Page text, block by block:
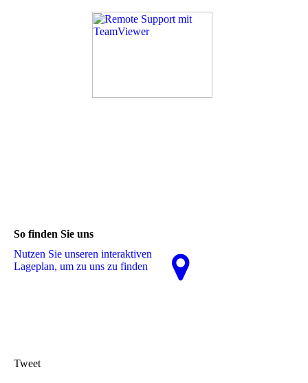
So finden Sie uns
Nutzen Sie unseren interaktiven
La­ge­plan, um zu uns zu finden
Tweet